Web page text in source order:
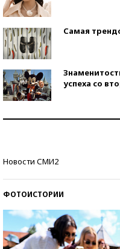
Самая
успеха со
Новости СМИ2
ФОТОИСТОРИИ